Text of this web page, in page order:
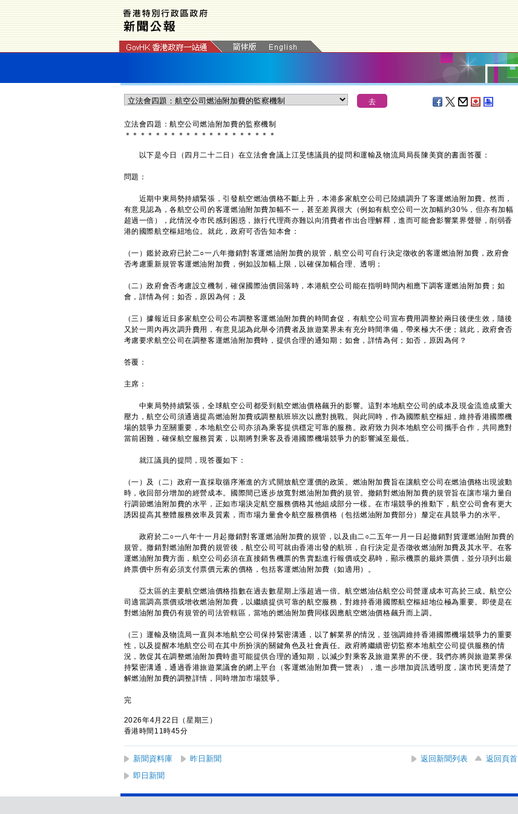
立法會四題：航空公司燃油附加費的監察機制
＊ ＊ ＊ ＊ ＊ ＊ ＊ ＊ ＊ ＊ ＊ ＊ ＊ ＊ ＊ ＊ ＊ ＊ ＊ ＊
以下是今日（四月二十二日）在立法會會議上江旻憓議員的提問和運輸及物流局局長陳美寶的書面答覆：
問題：
近期中東局勢持續緊張，引發航空燃油價格不斷上升，本港多家航空公司已陸續調升了客運燃油附加費。然而，
有意見認為，各航空公司的客運燃油附加費加幅不一，甚至差異很大（例如有航空公司一次加幅約30%，但亦有加幅
超過一倍），此情況令市民感到困惑，旅行代理商亦難以向消費者作出合理解釋，進而可能會影響業界聲譽，削弱香
港的國際航空樞紐地位。就此，政府可否告知本會：
（一）鑑於政府已於二○一八年撤銷對客運燃油附加費的規管，航空公司可自行決定徵收的客運燃油附加費，政府會
否考慮重新規管客運燃油附加費，例如設加幅上限，以確保加幅合理、透明；
（二）政府會否考慮設立機制，確保國際油價回落時，本港航空公司能在指明時間內相應下調客運燃油附加費；如
會，詳情為何；如否，原因為何；及
（三）據報近日多家航空公司公布調整客運燃油附加費的時間倉促，有航空公司宣布費用調整於兩日後便生效，隨後
又於一周內再次調升費用，有意見認為此舉令消費者及旅遊業界未有充分時間準備，帶來極大不便；就此，政府會否
考慮要求航空公司在調整客運燃油附加費時，提供合理的通知期；如會，詳情為何；如否，原因為何？
答覆：
主席：
​中東局勢持續緊張，全球航空公司都受到航空燃油價格飆升的影響。這對本地航空公司的成本及現金流造成重大
壓力，航空公司須通過提高燃油附加費或調整航班班次以應對挑戰。與此同時，作為國際航空樞紐，維持香港國際機
場的競爭力至關重要，本地航空公司亦須為乘客提供穩定可靠的服務。政府致力與本地航空公司攜手合作，共同應對
當前困難，確保航空服務質素，以期將對乘客及香港國際機場競爭力的影響減至最低。
就江議員的提問，現答覆如下：
（一）及（二）政府一直採取循序漸進的方式開放航空運價的政策。燃油附加費旨在讓航空公司在燃油價格出現波動
時，收回部分增加的經營成本。國際間已逐步放寬對燃油附加費的規管。撤銷對燃油附加費的規管旨在讓市場力量自
行調節燃油附加費的水平，正如市場決定航空服務價格其他組成部分一樣。在市場競爭的推動下，航空公司會有更大
誘因提高其整體服務效率及質素，而市場力量會令航空服務價格（包括燃油附加費部分）釐定在具競爭力的水平。
政府於二○一八年十一月起撤銷對客運燃油附加費的規管，以及由二○二五年一月一日起撤銷對貨運燃油附加費的
規管。撤銷對燃油附加費的規管後，航空公司可就由香港出發的航班，自行決定是否徵收燃油附加費及其水平。在客
運燃油附加費方面，航空公司必須在直接銷售機票的售賣點進行報價或交易時，顯示機票的最終票價，並分項列出最
終票價中所有必須支付票價元素的價格，包括客運燃油附加費（如適用）。
亞太區的主要航空燃油價格指數在過去數星期上漲超過一倍。航空燃油佔航空公司營運成本可高於三成。航空公
司適當調高票價或增收燃油附加費，以繼續提供可靠的航空服務，對維持香港國際航空樞紐地位極為重要。即使是在
對燃油附加費仍有規管的司法管轄區，當地的燃油附加費同樣因應航空燃油價格飆升而上調。
（三）運輸及物流局一直與本地航空公司保持緊密溝通，以了解業界的情況，並強調維持香港國際機場競爭力的重要
性，以及提醒本地航空公司在其中所扮演的關鍵角色及社會責任。政府將繼續密切監察本地航空公司提供服務的情
況，敦促其在調整燃油附加費時盡可能提供合理的通知期，以減少對乘客及旅遊業界的不便。我們亦將與旅遊業界保
持緊密溝通，通過香港旅遊業議會的網上平台（客運燃油附加費一覽表），進一步增加資訊透明度，讓市民更清楚了
解燃油附加費的調整詳情，同時增加市場競爭。
完
2026年4月22日（星期三）
香港時間11時45分
新聞資料庫 昨日新聞 返回新聞列表
返回頁首
即日新聞